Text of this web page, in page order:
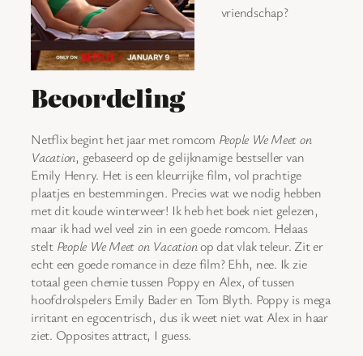
vriendschap?
Beoordeling
Netflix begint het jaar met romcom People We Meet on
Vacation, gebaseerd op de gelijknamige bestseller van
Emily Henry. Het is een kleurrijke film, vol prachtige
plaatjes en bestemmingen. Precies wat we nodig hebben
met dit koude winterweer! Ik heb het boek niet gelezen,
maar ik had wel veel zin in een goede romcom. Helaas
stelt People We Meet on Vacationop dat vlak teleur. Zit er
echt een goede romance in deze film? Ehh, nee. Ik zie
totaal geen chemie tussen Poppy en Alex, of tussen
hoofdrolspelers Emily Bader en Tom Blyth. Poppy is mega
irritant en egocentrisch, dus ik weet niet wat Alex in haar
ziet. Opposites attract, I guess.